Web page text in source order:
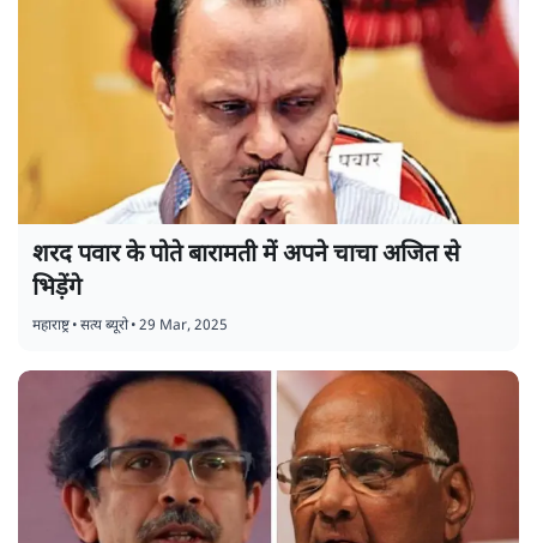
शरद पवार के पोते बारामती में अपने चाचा अजित से
भिड़ेंगे
महाराष्ट्र•सत्य ब्यूरो•29 Mar, 2025